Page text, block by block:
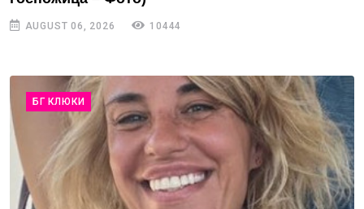
AUGUST 06, 2026 10444
БГ КЛЮКИ